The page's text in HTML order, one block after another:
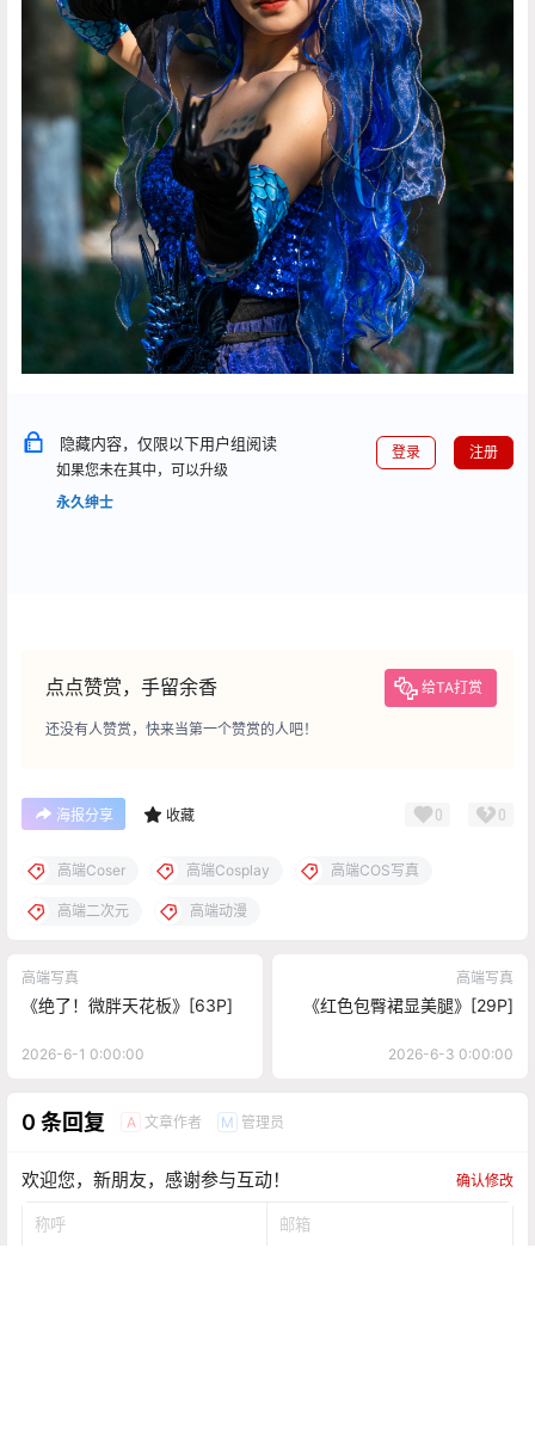
隐藏内容，仅限以下用户组阅读
如果您未在其中，可以升级
永久绅士
登录 注册
点点赞赏，手留余香 给TA打赏
还没有人赞赏，快来当第一个赞赏的人吧！
海报分享 收藏 0 0
高端Coser 高端Cosplay 高端COS写真
高端二次元 高端动漫
高端写真
《绝了！微胖天花板》[63P]
2026-6-1 0:00:00
高端写真
《红色包臀裙显美腿》[29P]
2026-6-3 0:00:00
0 条回复 A 文章作者 M 管理员
欢迎您，新朋友，感谢参与互动！ 确认修改